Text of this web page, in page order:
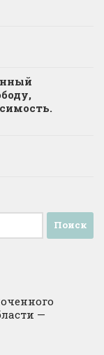
—